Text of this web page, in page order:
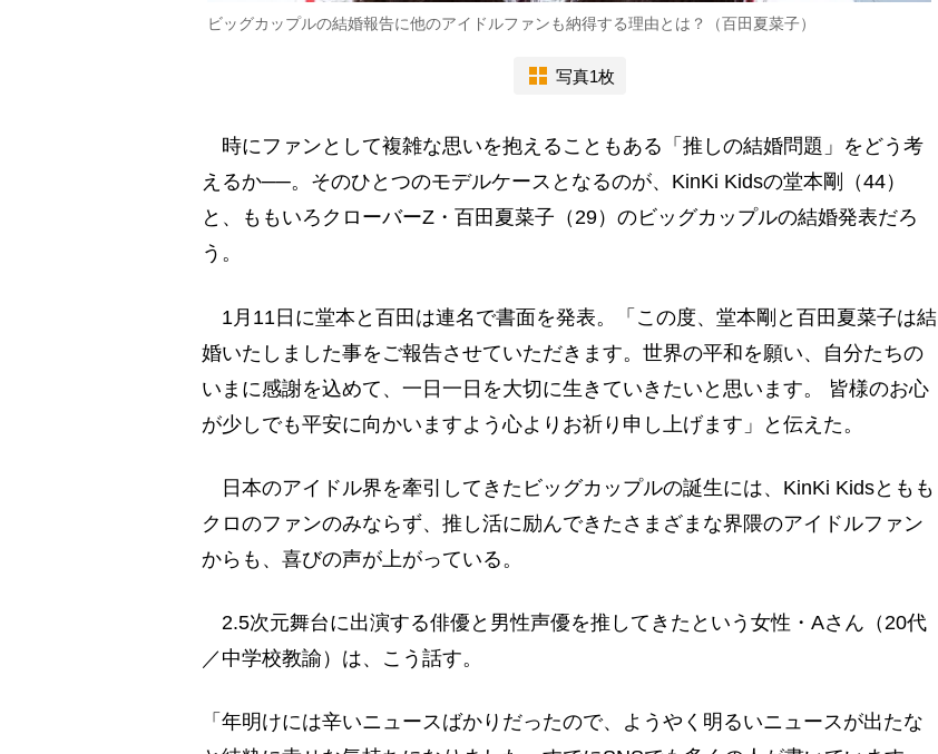
ビッグカップルの結婚報告に他のアイドルファンも納得する理由とは？（百田夏菜子）
写真1枚
時にファンとして複雑な思いを抱えることもある「推しの結婚問題」をどう考
えるか──。そのひとつのモデルケースとなるのが、KinKi Kidsの堂本剛（44）
と、ももいろクローバーZ・百田夏菜子（29）のビッグカップルの結婚発表だろ
う。
1月11日に堂本と百田は連名で書面を発表。「この度、堂本剛と百田夏菜子は結
婚いたしました事をご報告させていただきます。世界の平和を願い、自分たちの
いまに感謝を込めて、一日一日を大切に生きていきたいと思います。 皆様のお心
が少しでも平安に向かいますよう心よりお祈り申し上げます」と伝えた。
日本のアイドル界を牽引してきたビッグカップルの誕生には、KinKi Kidsともも
クロのファンのみならず、推し活に励んできたさまざまな界隈のアイドルファン
からも、喜びの声が上がっている。
2.5次元舞台に出演する俳優と男性声優を推してきたという女性・Aさん（20代
／中学校教諭）は、こう話す。
「年明けには辛いニュースばかりだったので、ようやく明るいニュースが出たな